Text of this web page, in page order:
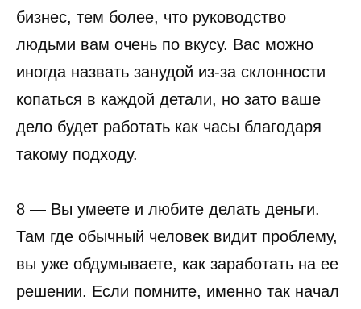
бизнес, тем более, что руководство
людьми вам очень по вкусу. Вас можно
иногда назвать занудой из-за склонности
копаться в каждой детали, но зато ваше
дело будет работать как часы благодаря
такому подходу.
8 — Вы умеете и любите делать деньги.
Там где обычный человек видит проблему,
вы уже обдумываете, как заработать на ее
решении. Если помните, именно так начал